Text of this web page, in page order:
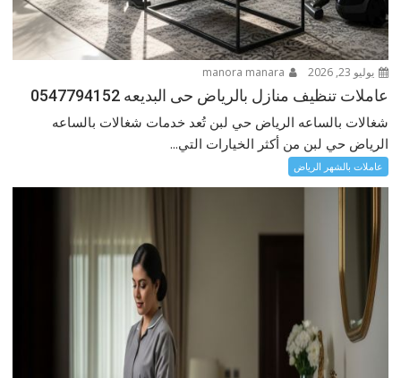
يوليو 23, 2026
عاملات تنظيف منازل بالرياض حى البديعه 0547794152
شغالات بالساعه الرياض حي لبن تُعد خدمات شغالات بالساعه
الرياض حي لبن من أكثر الخيارات التي...
عاملات بالشهر الرياض